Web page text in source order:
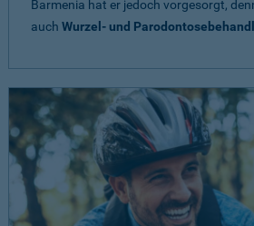
Barmenia hat er jedoch vorgesorgt,
auch Wurzel- und